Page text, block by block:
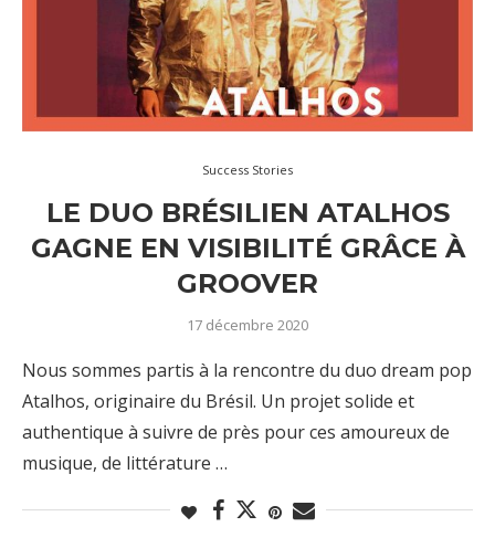
Success Stories
LE DUO BRÉSILIEN ATALHOS
GAGNE EN VISIBILITÉ GRÂCE À
GROOVER
17 décembre 2020
Nous sommes partis à la rencontre du duo dream pop
Atalhos, originaire du Brésil. Un projet solide et
authentique à suivre de près pour ces amoureux de
musique, de littérature …